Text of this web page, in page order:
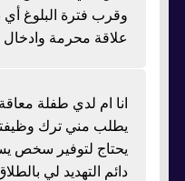
وقرب فترة البلوغ أي
علاقة محرمة وادخال
انا ام لدي طفلة
يطلب مني ترك وظيفتي
يحتاج لتوفير سخص
دائم التهديد لي